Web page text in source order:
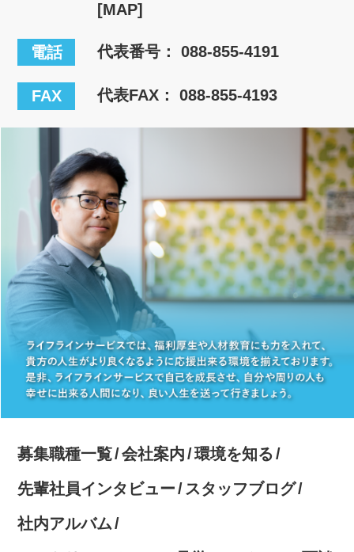
[MAP]
電話 代表番号：088-855-4191
FAX 代表FAX： 088-855-4193
募集職種一覧 会社案内
環境を知る
先輩社員インタビュー
スタッフブログ
社内アルバム